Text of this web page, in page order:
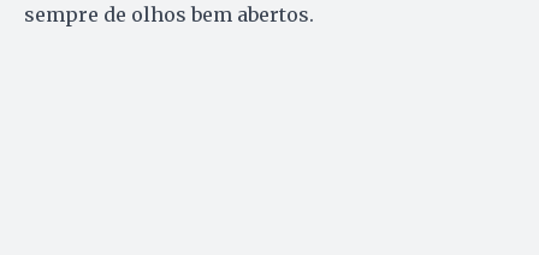
sempre de olhos bem abertos.